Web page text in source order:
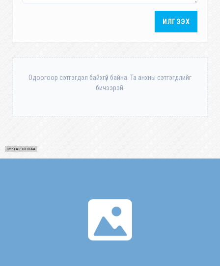
ИЛГЭЭХ
Одоогоор сэтгэгдэл байхгүй байна. Та анхны сэтгэгдлийг
бичээрэй.
СУРТАЛЧИЛГАА